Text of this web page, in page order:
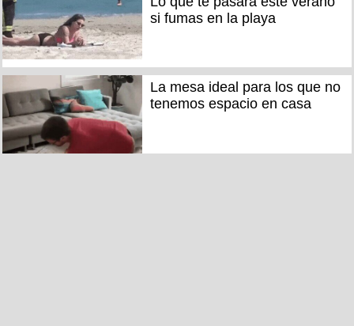
si fumas en la playa
La mesa ideal para los que no
tenemos espacio en casa